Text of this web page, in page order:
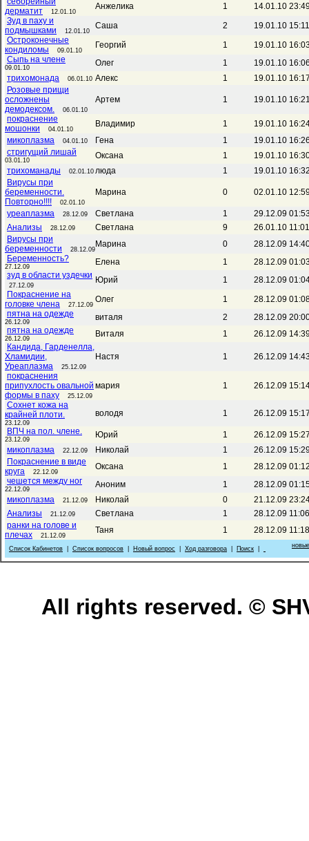
дерматит
12.01.10
Анжелика 1
14.01.10
Зуд в паху и
подмышками
12.01.10
Саша 2
19.01.10
Остроконечные
кондиломы
09.01.10
Георгий 1
19.01.10
Сыпь на члене
09.01.10 Олег 1
19.01.10
трихомонада
06.01.10 Алекс 1
19.01.10
Розовые прищи
осложнены
демодексом.
06.01.10
Артем 1
19.01.10
покраснение
мошонки
04.01.10
Владимир 1
19.01.10
микоплазма
04.01.10 Гена 1
19.01.10
стригущий лишай
03.01.10 Оксана 1
19.01.10
трихоманады
02.01.10 люда 1
19.01.10
Вирусы при
беременности.
Повторно!!!!
02.01.10
Марина 0 02.01.10
уреаплазма 28.12.09 Светлана 1
29.12.09
Анализы
28.12.09 Светлана 9
26.01.10
Вирусы при
беременности
28.12.09
Марина 0
28.12.09
Беременность?
27.12.09 Елена 1
28.12.09
зуд в области уздечки
27.12.09
Юрий 1
28.12.09
Покраснение на
головке члена
27.12.09
Олег 1
28.12.09
пятна на одежде
26.12.09 виталя 2
28.12.09
пятна на одежде
26.12.09 Виталя 1
26.12.09
Кандида, Гарденелла,
Хламидии,
Уреаплазма
25.12.09
Настя 1
26.12.09
покраснения
припухлость овальной
формы в паху
25.12.09
мария 1
26.12.09
Сохнет кожа на
крайней плоти.
23.12.09
володя 1
26.12.09
ВПЧ на пол. члене.
23.12.09 Юрий 1
26.12.09
микоплазма
22.12.09 Николай 1
26.12.09
Покраснение в виде
круга
22.12.09
Оксана 1
28.12.09
чешется между ног
22.12.09 Аноним 1
28.12.09
микоплазма
21.12.09 Николай 0
21.12.09
Анализы
21.12.09 Светлана 1
28.12.09
ранки на голове и
плечах
21.12.09
Таня 1 28.12.09
Список Кабинетов Список вопросов Новый вопрос Ход разговора Поиск
All rights reserved. ©